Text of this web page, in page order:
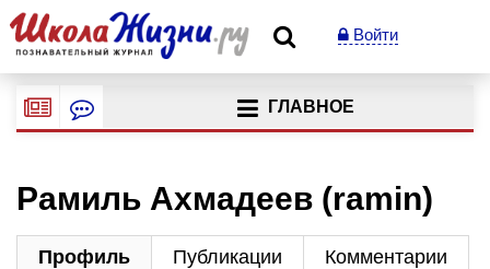
Войти
ГЛАВНОЕ
Рамиль Ахмадеев (ramin)
Профиль Публикации Комментарии